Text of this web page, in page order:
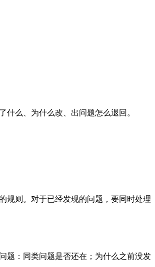
什么、为什么改、出问题怎么退回。
规则。对于已经发现的问题，要同时处理
题：同类问题是否还在；为什么之前没发